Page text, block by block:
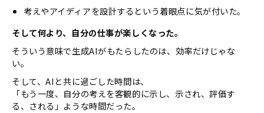
考えやアイディアを設計するという着眼点に気が付いた。
そして何より、自分の仕事が楽しくなった。
そういう意味で生成AIがもたらしたのは、効率だけじゃな
い。
そして、AIと共に過ごした時間は、
「もう一度、自分の考えを客観的に示し、示され、評価す
る、される」ような時間だった。